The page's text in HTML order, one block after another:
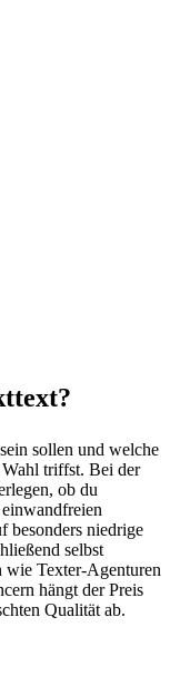
sollen und welche
triffst. Bei der
ob du
besonders niedrige
selbst
wie Texter-Agenturen
hängt der Preis
Qualität ab.